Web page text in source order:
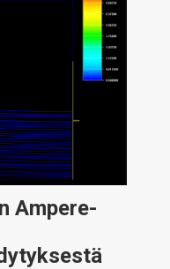
Ampere-